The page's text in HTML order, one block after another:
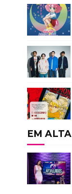
EM ALTA